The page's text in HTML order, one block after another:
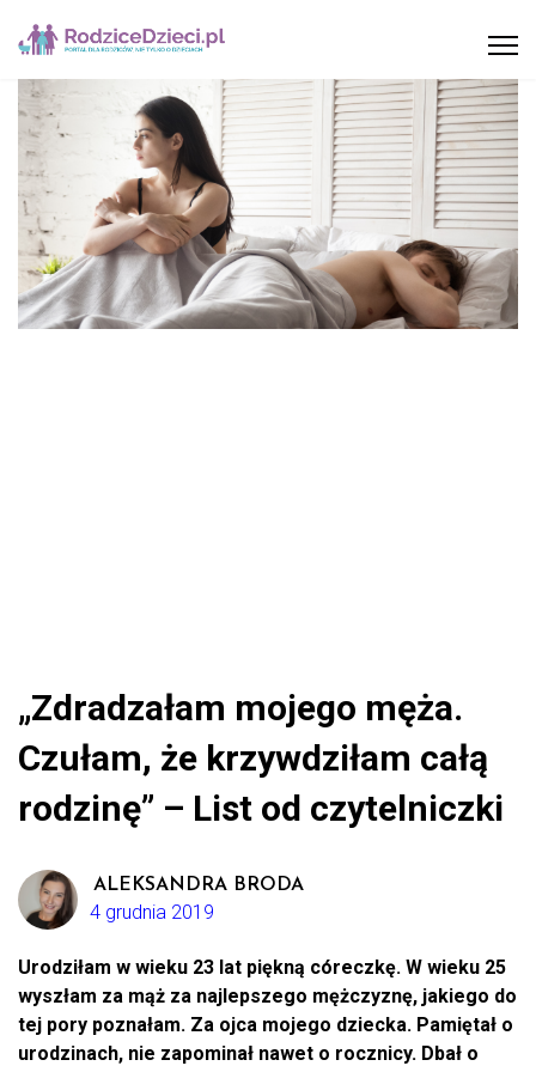
„Zdradzałam mojego męża.
Czułam, że krzywdziłam całą
rodzinę” – List od czytelniczki
ALEKSANDRA BRODA
4 grudnia 2019
Urodziłam w wieku 23 lat piękną córeczkę. W wieku 25
wyszłam za mąż za najlepszego mężczyznę, jakiego do
tej pory poznałam. Za ojca mojego dziecka. Pamiętał o
urodzinach, nie zapominał nawet o rocznicy. Dbał o